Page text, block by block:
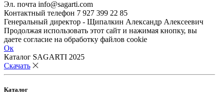
Эл. почта info@sagarti.com
Контактный телефон 7 927 399 22 85
Генеральный директор - Щипалкин Александр Алексеевич
Продолжая использовать этот сайт и нажимая кнопку, вы
даете согласие на обработку файлов cookie
Ок
Каталог SAGARTI 2025
Скачать
Каталог